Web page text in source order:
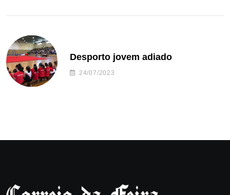
Desporto jovem adiado
24/07/2023